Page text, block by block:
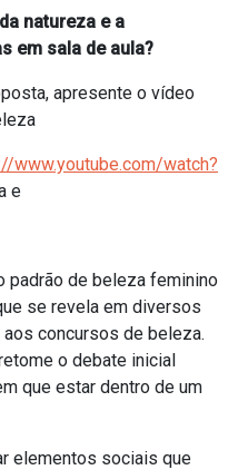
natureza e a
em sala de aula?
apresente o vídeo
www.youtube.com/watch?
e
padrão de beleza feminino
se revela em diversos
concursos de beleza.
o debate inicial
que estar dentro de um
elementos sociais que